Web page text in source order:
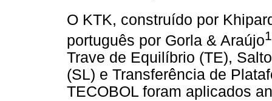
O KTK, construído por
português por Gorla & Araújo
Trave de Equilíbrio (TE),
(SL) e Transferência de
TECOBOL foram aplicados